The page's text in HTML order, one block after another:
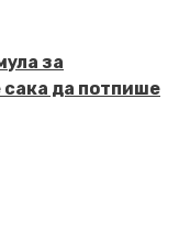
за
да потпише